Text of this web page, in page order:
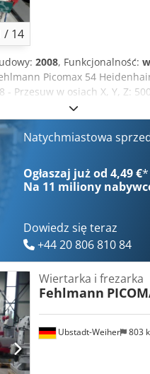
/ 14
2008, Funkcjonalność:
Picomax 54
Przesuw w osiach X, Y, Z:
x szer.): 880 x 320 mm -
mm - Posuw X/Y: 1 - 2000
narzędzi: SF 32 -
x 2550 x 2400 mm -
i uchwytem 3-
- Lampa maszynowa -
Natychmiastowa
Ogłaszaj już od 4,49 €*
Na 11 miliony
Dowiedz się teraz
+44 20 806 810 84
Ubstadt-Weiher 803
Wiertarka i frezarka
Fehlmann